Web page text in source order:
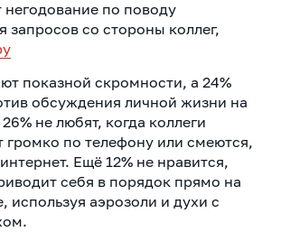
по поводу
запросов со стороны коллег,
показной скромности, а 24%
обсуждения личной жизни на
не любят, когда коллеги
громко по телефону или смеются,
Ещё 12% не нравится,
себя в порядок прямо на
используя аэрозоли и духи с